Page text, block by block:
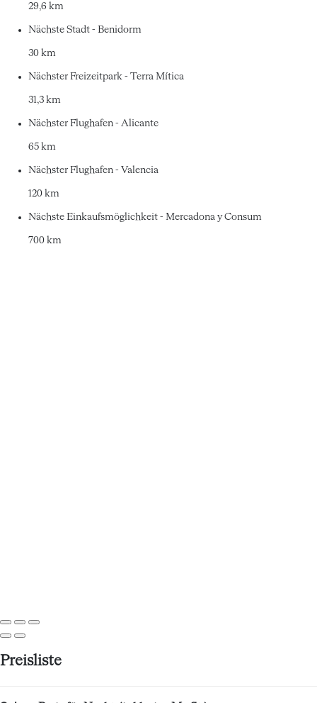
29,6 km
Nächste Stadt - Benidorm
30 km
Nächster Freizeitpark - Terra Mítica
31,3 km
Nächster Flughafen - Alicante
65 km
Nächster Flughafen - Valencia
120 km
Nächste Einkaufsmöglichkeit - Mercadona y Consum
700 km
Preisliste